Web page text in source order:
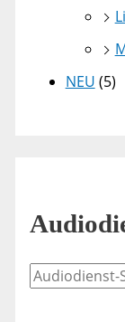
NEU (5)